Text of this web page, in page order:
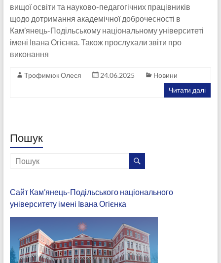
вищої освіти та науково-педагогічних працівників
щодо дотримання академічної доброчесності в
Кам’янець-Подільському національному університеті
імені Івана Огієнка. Також прослухали звіти про
виконання
Трофимюк Олеся 24.06.2025
Новини
Читати далі
Пошук
Сайт Кам’янець-Подільського національного
університету імені Івана Огієнка